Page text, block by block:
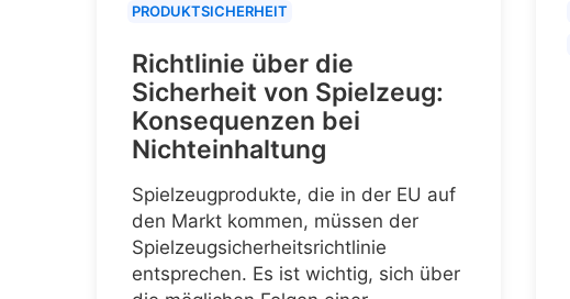
PRODUKTSICHERHEIT
Richtlinie über die
Sicherheit von Spielzeug:
Konsequenzen bei
Nichteinhaltung
Spielzeugprodukte, die in der EU auf
den Markt kommen, müssen der
Spielzeugsicherheitsrichtlinie
entsprechen. Es ist wichtig, sich über